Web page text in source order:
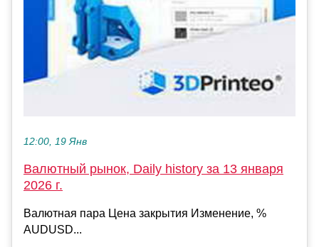
12:00, 19 Янв
Валютный рынок, Daily history за 13 января
2026 г.
Валютная пара Цена закрытия Изменение, %
AUDUSD...